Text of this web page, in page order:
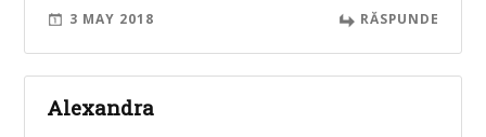
3 MAY 2018 RĂSPUNDE
Alexandra